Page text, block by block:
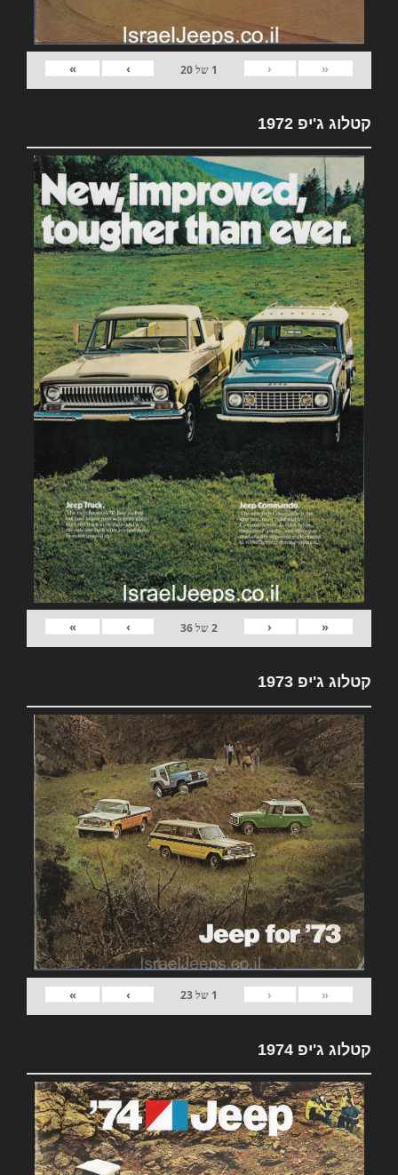
«
‹
1 של20
›
»
קטלוג ג'יפ 1972
«
‹
2של36
›
»
קטלוג ג'יפ 1973
«
‹
1 של23
›
»
קטלוג ג'יפ 1974